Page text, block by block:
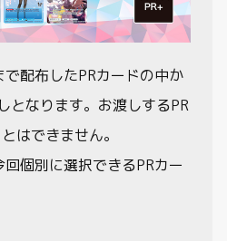
配布したPRカードの中か
となります。お渡しするPR
はできません。
回個別に選択できるPRカー